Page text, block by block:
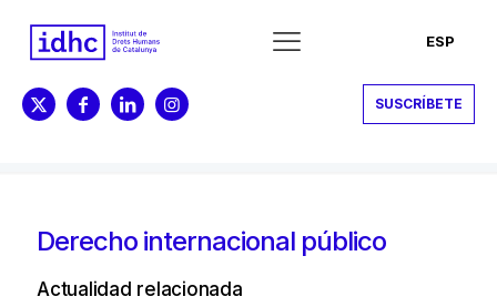
ESP
SUSCRÍBETE
Derecho internacional público
Actualidad relacionada